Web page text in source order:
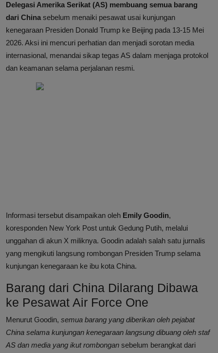
Delegasi Amerika Serikat (AS) membuang semua barang
dari China sebelum menaiki pesawat usai kunjungan
kenegaraan Presiden Donald Trump ke Beijing pada 13-15 Mei
2026. Aksi ini mencuri perhatian dan menjadi sorotan media
internasional, menandai sikap tegas AS dalam menjaga protokol
dan keamanan selama perjalanan resmi.
Informasi tersebut disampaikan oleh Emily Goodin,
koresponden New York Post untuk Gedung Putih, melalui
unggahan di akun X miliknya. Goodin adalah salah satu jurnalis
yang mengikuti langsung rombongan Presiden Trump selama
kunjungan kenegaraan ke ibu kota China.
Barang dari China Dilarang Dibawa
ke Pesawat Air Force One
Menurut Goodin, semua barang yang diberikan oleh pejabat
China selama kunjungan kenegaraan langsung dibuang oleh staf
AS dan media yang ikut rombongan sebelum berangkat dari